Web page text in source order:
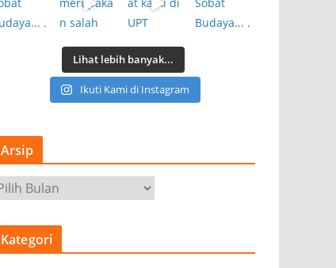
Lihat lebih banyak...
Ikuti Kami di Instagram
Arsip
Kategori